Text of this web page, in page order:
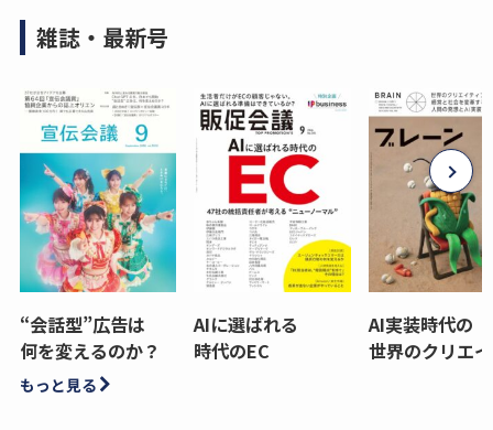
雑誌・最新号
“会話型”広告は
何を変えるのか？
AIに選ばれる
時代のEC
AI実装時代の
世界のクリエ
もっと見る